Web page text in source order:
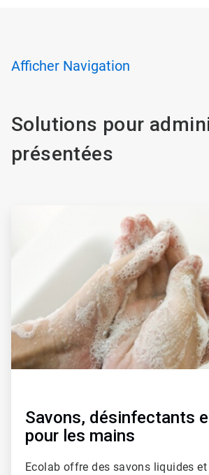
Afficher Navigation
Solutions pour
présentées
Savons, désinfectants
pour les mains
Ecolab offre des savons liquides